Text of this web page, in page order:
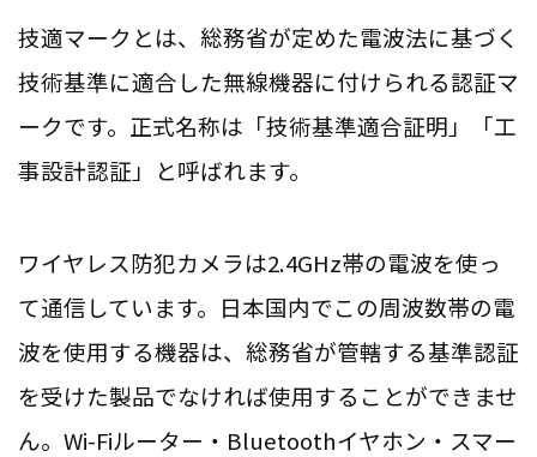
技適マークとは、総務省が定めた電波法に基づく
技術基準に適合した無線機器に付けられる認証マ
ークです。正式名称は「技術基準適合証明」「工
事設計認証」と呼ばれます。
ワイヤレス防犯カメラは2.4GHz帯の電波を使っ
て通信しています。日本国内でこの周波数帯の電
波を使用する機器は、総務省が管轄する基準認証
を受けた製品でなければ使用することができませ
ん。Wi-Fiルーター・Bluetoothイヤホン・スマー